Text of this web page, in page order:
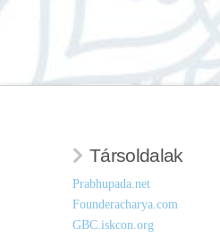
Társoldalak
Prabhupada.net
Founderacharya.com
GBC.iskcon.org